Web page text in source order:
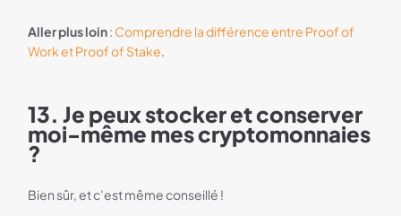
Aller plus loin: Comprendre la différence entre Proof of
Work et Proof of Stake.
13. Je peux stocker et conserver
moi-même mes cryptomonnaies
?
Bien sûr, et c’est même conseillé !